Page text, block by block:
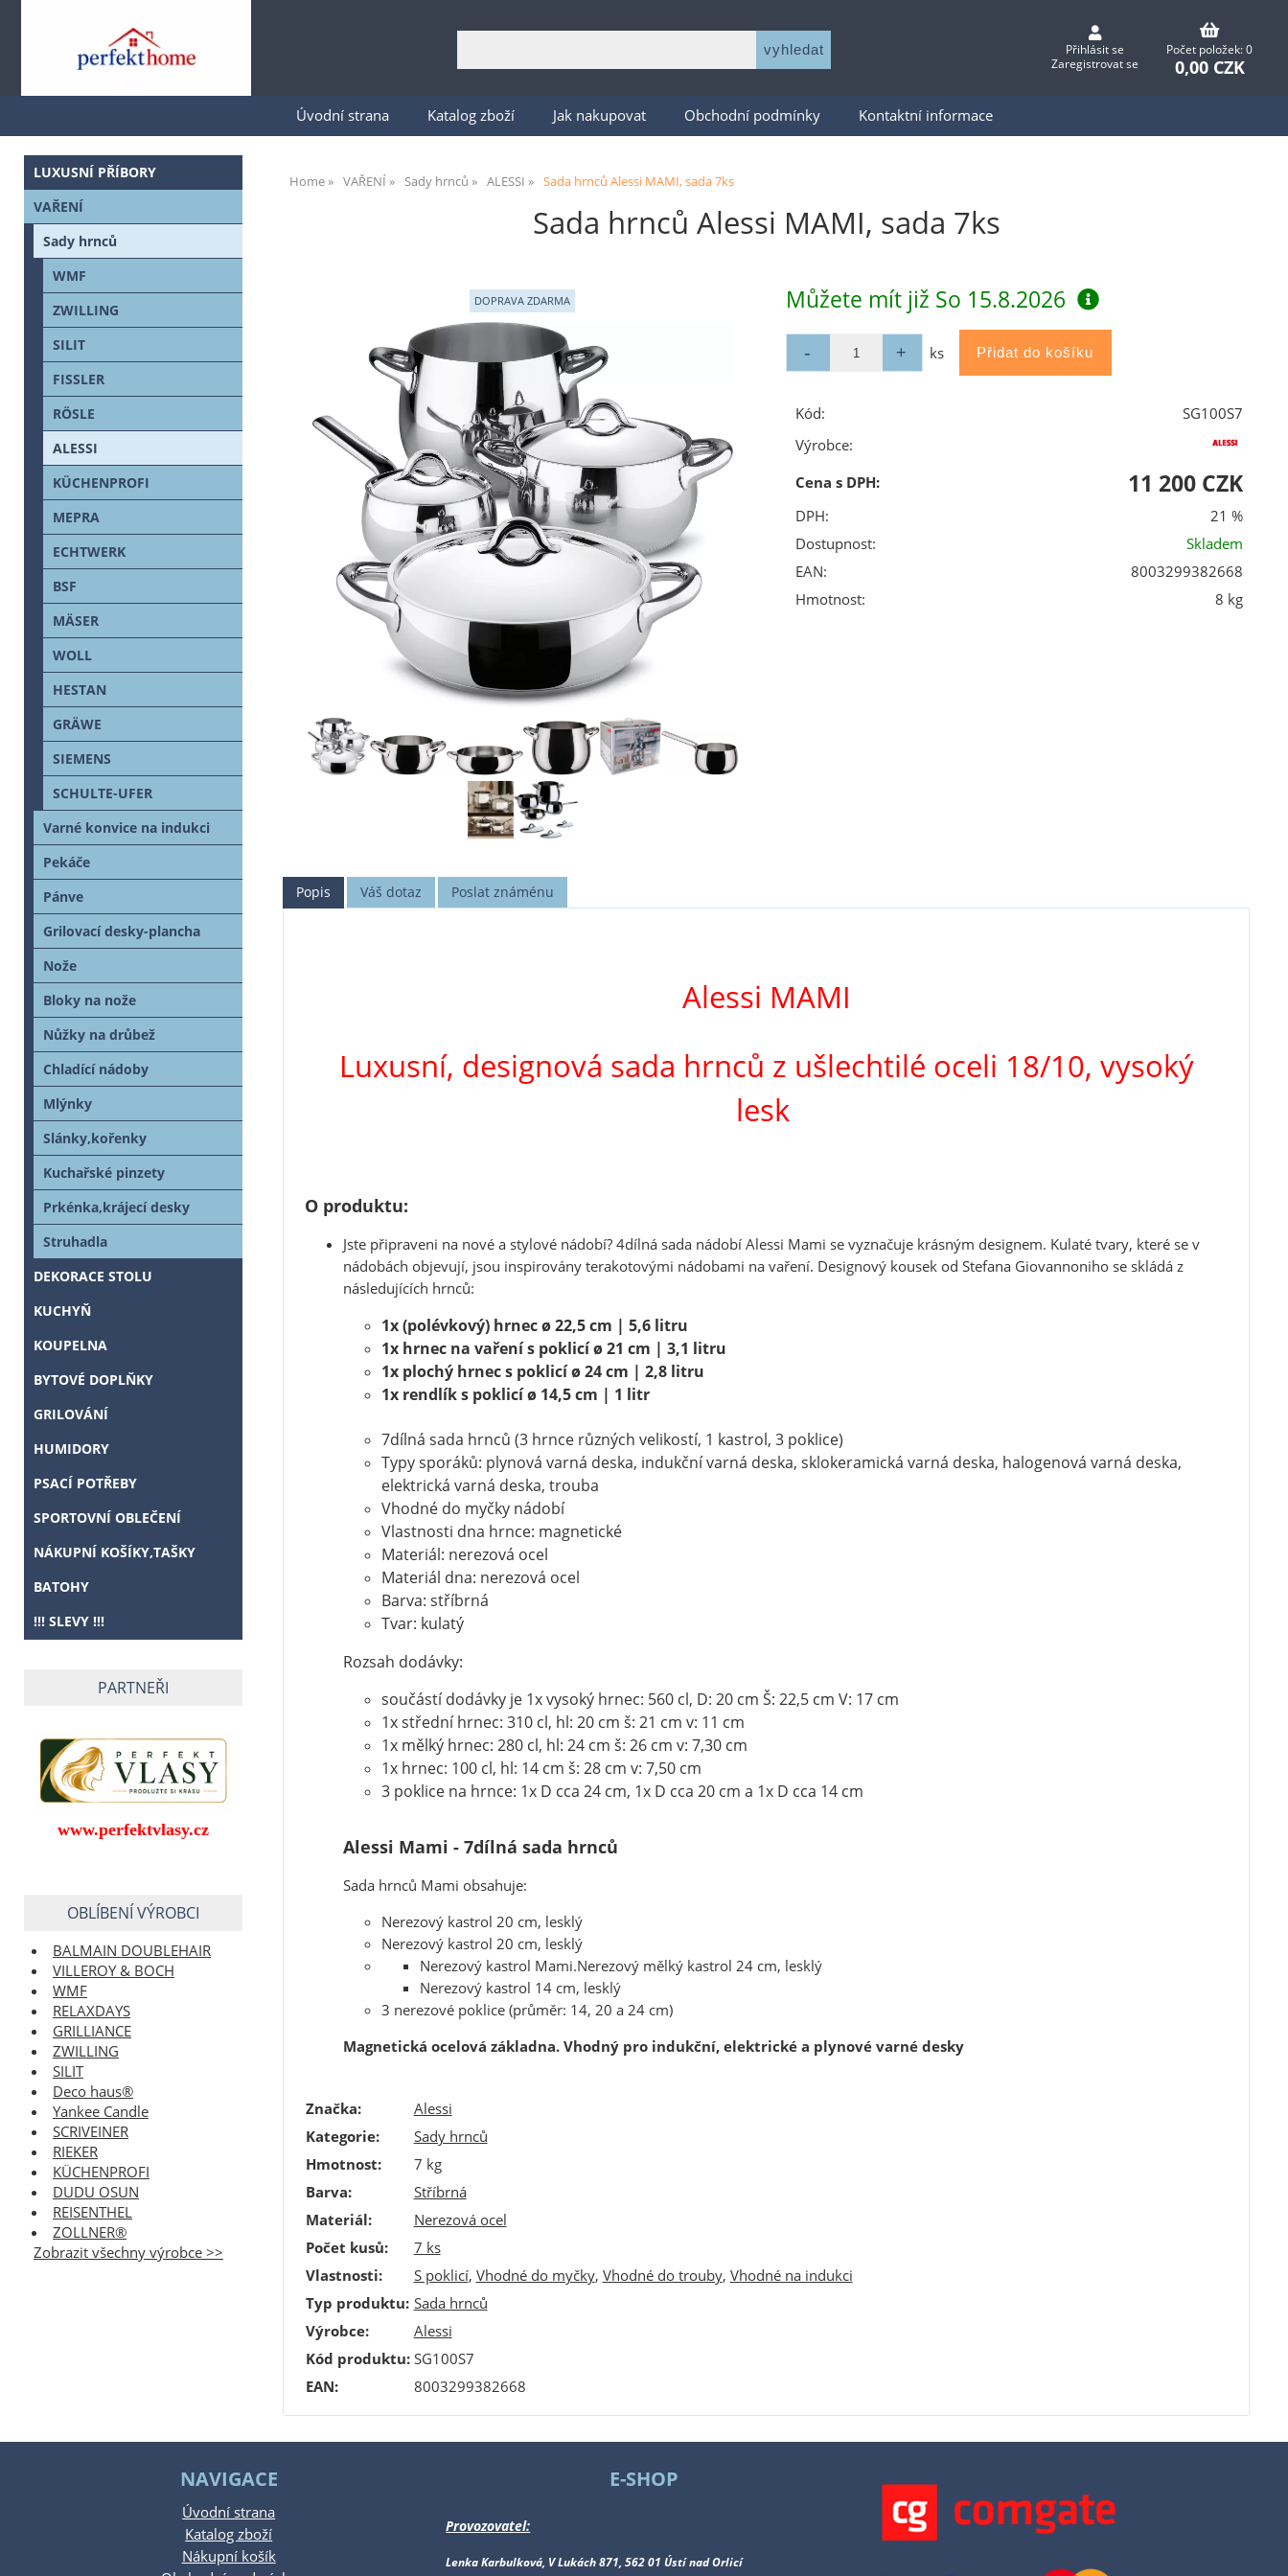
Přihlásit se
Zaregistrovat se
Počet položek: 0
0,00 CZK
Úvodní strana Katalog zboží Jak nakupovat Obchodní podmínky Kontaktní informace
Home VAŘENÍ Sady hrnců ALESSI Sada hrnců Alessi MAMI, sada 7ks
Sada hrnců Alessi MAMI, sada 7ks
Můžete mít již So 15.8.2026
ks
Kód:
SG100S7
Výrobce:
Cena s DPH:
11 200 CZK
DPH:
21 %
Dostupnost:
Skladem
EAN:
8003299382668
Hmotnost:
8 kg
Popis Váš dotaz Poslat známénu
Alessi MAMI
Luxusní, designová sada hrnců z ušlechtilé oceli 18/10, vysoký
lesk
O produktu:
Jste připraveni na nové a stylové nádobí? 4dílná sada nádobí Alessi Mami se vyznačuje krásným designem. Kulaté tvary, které se v
nádobách objevují, jsou inspirovány terakotovými nádobami na vaření. Designový kousek od Stefana Giovannoniho se skládá z
následujících hrnců:
1x (polévkový) hrnec ø 22,5 cm | 5,6 litru
1x hrnec na vaření s poklicí ø 21 cm | 3,1 litru
1x plochý hrnec s poklicí ø 24 cm | 2,8 litru
1x rendlík s poklicí ø 14,5 cm | 1 litr
7dílná sada hrnců (3 hrnce různých velikostí, 1 kastrol, 3 poklice)
Typy sporáků: plynová varná deska, indukční varná deska, sklokeramická varná deska, halogenová varná deska,
elektrická varná deska, trouba
Vhodné do myčky nádobí
Vlastnosti dna hrnce: magnetické
Materiál: nerezová ocel
Materiál dna: nerezová ocel
Barva: stříbrná
Tvar: kulatý
Rozsah dodávky:
součástí dodávky je 1x vysoký hrnec: 560 cl, D: 20 cm Š: 22,5 cm V: 17 cm
1x střední hrnec: 310 cl, hl: 20 cm š: 21 cm v: 11 cm
1x mělký hrnec: 280 cl, hl: 24 cm š: 26 cm v: 7,30 cm
1x hrnec: 100 cl, hl: 14 cm š: 28 cm v: 7,50 cm
3 poklice na hrnce: 1x D cca 24 cm, 1x D cca 20 cm a 1x D cca 14 cm
Alessi Mami - 7dílná sada hrnců
Sada hrnců Mami obsahuje:
Nerezový kastrol 20 cm, lesklý
Nerezový kastrol 20 cm, lesklý
Nerezový kastrol Mami.Nerezový mělký kastrol 24 cm, lesklý
Nerezový kastrol 14 cm, lesklý
3 nerezové poklice (průměr: 14, 20 a 24 cm)
Magnetická ocelová základna. Vhodný pro indukční, elektrické a plynové varné desky
Značka:
Alessi
Kategorie:
Sady hrnců
Hmotnost:
7 kg
Barva:
Stříbrná
Materiál:
Nerezová ocel
Počet kusů:
7 ks
Vlastnosti: S poklicí, Vhodné do myčky, Vhodné do trouby, Vhodné na indukci
Typ produktu: Sada hrnců
Výrobce:
Alessi
Kód produktu: SG100S7
EAN:
8003299382668
LUXUSNÍ PŘÍBORY
VAŘENÍ
Sady hrnců
WMF
ZWILLING
SILIT
FISSLER
RÖSLE
ALESSI
KÜCHENPROFI
MEPRA
ECHTWERK
BSF
MÄSER
WOLL
HESTAN
GRÄWE
SIEMENS
SCHULTE-UFER
Varné konvice na indukci
Pekáče
Pánve
Grilovací desky-plancha
Nože
Bloky na nože
Nůžky na drůbež
Chladící nádoby
Mlýnky
Slánky,kořenky
Kuchařské pinzety
Prkénka,krájecí desky
Struhadla
DEKORACE STOLU
KUCHYŇ
KOUPELNA
BYTOVÉ DOPLŇKY
GRILOVÁNÍ
HUMIDORY
PSACÍ POTŘEBY
SPORTOVNÍ OBLEČENÍ
NÁKUPNÍ KOŠÍKY,TAŠKY
BATOHY
!!! SLEVY !!!
PARTNEŘI
www.perfektvlasy.cz
OBLÍBENÍ VÝROBCI
BALMAIN DOUBLEHAIR
VILLEROY & BOCH
WMF
RELAXDAYS
GRILLIANCE
ZWILLING
SILIT
Deco haus®
Yankee Candle
SCRIVEINER
RIEKER
KÜCHENPROFI
DUDU OSUN
REISENTHEL
ZOLLNER®
Zobrazit všechny výrobce >>
NAVIGACE
Úvodní strana
Katalog zboží
Nákupní košík
E-SHOP
Provozovatel:
Lenka Karbulková, V Lukách 871, 562 01 Ústí nad Orlicí